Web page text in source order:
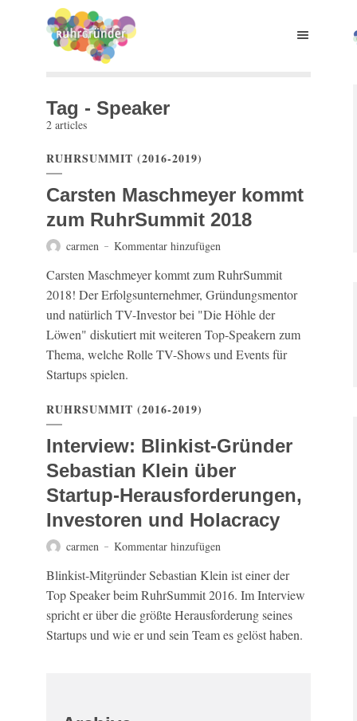
Tag - Speaker
2 articles
RUHRSUMMIT (2016-2019)
Carsten Maschmeyer kommt
zum RuhrSummit 2018
carmen Kommentar hinzufügen
Carsten Maschmeyer kommt zum RuhrSummit
2018! Der Erfolgsunternehmer, Gründungsmentor
und natürlich TV-Investor bei "Die Höhle der
Löwen" diskutiert mit weiteren Top-Speakern zum
Thema, welche Rolle TV-Shows und Events für
Startups spielen.
RUHRSUMMIT (2016-2019)
Interview: Blinkist-Gründer
Sebastian Klein über
Startup-Herausforderungen,
Investoren und Holacracy
carmen Kommentar hinzufügen
Blinkist-Mitgründer Sebastian Klein ist einer der
Top Speaker beim RuhrSummit 2016. Im Interview
spricht er über die größte Herausforderung seines
Startups und wie er und sein Team es gelöst haben.